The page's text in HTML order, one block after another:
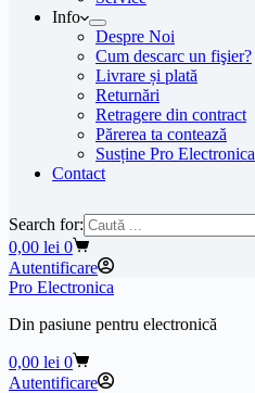
Info
Despre Noi
Cum descarc un fişier?
Livrare și plată
Returnări
Retragere din contract
Părerea ta contează
Susține Pro Electronica
Contact
Search for:
Coș
de
cumpărături
0,00 lei 0
Autentificare
Pro Electronica
Din pasiune pentru electronică
Coș
de
0,00 lei 0
Autentificare